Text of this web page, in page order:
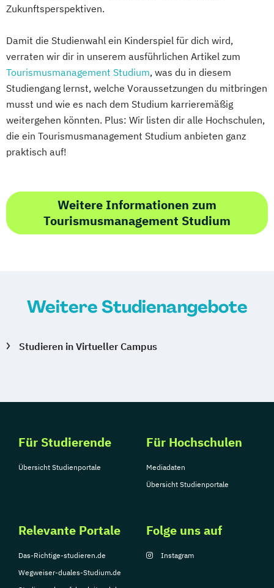
Zukunftsperspektiven.
Damit die Studienwahl ein Kinderspiel für dich wird,
verraten wir dir in unserem ausführlichen Artikel zum
Tourismusmanagement Studium, was du in diesem
Studiengang lernst, welche Voraussetzungen du mitbringen
musst und wie es nach dem Studium karrieremäßig
weitergehen könnten. Plus: Wir listen dir alle Hochschulen,
die ein Tourismusmanagement Studium anbieten ganz
praktisch auf!
Weitere Informationen zum
Tourismusmanagement Studium
Weitere Studienangebote
Studieren in Virtueller Campus
Für Studierende
Übersicht Studienportale
Für Hochschulen
Mediadaten
Übersicht Studienportale
Relevante Portale
Das-Richtige-studieren.de
Wegweiser-duales-Studium.de
Folge uns auf
Instagram